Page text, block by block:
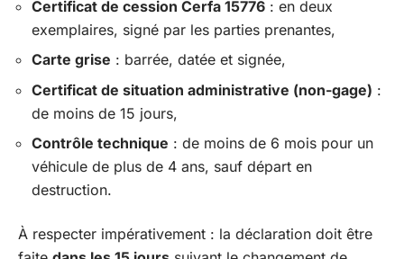
Certificat de cession Cerfa 15776 : en deux
exemplaires, signé par les parties prenantes,
Carte grise : barrée, datée et signée,
Certificat de situation administrative (non-gage) :
de moins de 15 jours,
Contrôle technique : de moins de 6 mois pour un
véhicule de plus de 4 ans, sauf départ en
destruction.
À respecter impérativement : la déclaration doit être